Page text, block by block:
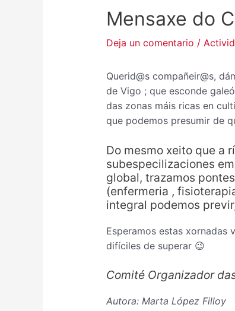
Mensaxe do
Deja un comentario /
Querid@s compañeir@s,
de Vigo ; que esconde
das zonas máis ricas en
que podemos presumir de
Do mesmo xeito que a
subespecilizaciones
global, trazamos
(enfermeria ,
integral podemos
Esperamos estas xornadas
difíciles de superar 😉
Comité Organizador
Autora: Marta López Filloy